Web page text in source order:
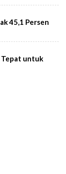
45,1 Persen
Tepat untuk